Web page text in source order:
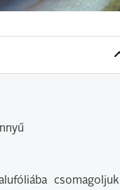
csomagoljuk